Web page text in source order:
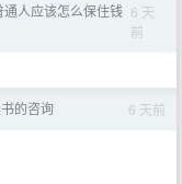
人应该怎么保住钱 6 天
前
的咨询 6 天前